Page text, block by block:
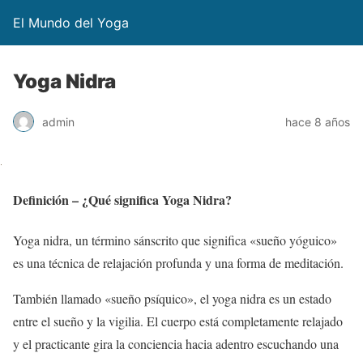
El Mundo del Yoga
Yoga Nidra
admin hace 8 años
Definición – ¿Qué significa Yoga Nidra?
Yoga nidra, un término sánscrito que significa «sueño yóguico»
es una técnica de relajación profunda y una forma de meditación.
También llamado «sueño psíquico», el yoga nidra es un estado
entre el sueño y la vigilia. El cuerpo está completamente relajado
y el practicante gira la conciencia hacia adentro escuchando una